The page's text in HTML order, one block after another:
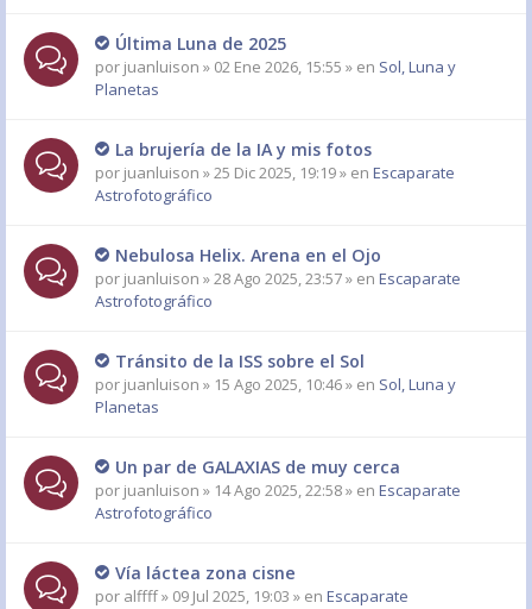
Última Luna de 2025
por juanluison » 02 Ene 2026, 15:55 » en Sol, Luna y
Planetas
La brujería de la IA y mis fotos
por juanluison » 25 Dic 2025, 19:19 » en Escaparate
Astrofotográfico
Nebulosa Helix. Arena en el Ojo
por juanluison » 28 Ago 2025, 23:57 » en Escaparate
Astrofotográfico
Tránsito de la ISS sobre el Sol
por juanluison » 15 Ago 2025, 10:46 » en Sol, Luna y
Planetas
Un par de GALAXIAS de muy cerca
por juanluison » 14 Ago 2025, 22:58 » en Escaparate
Astrofotográfico
Vía láctea zona cisne
por alffff» 09 Jul 2025, 19:03 » en Escaparate